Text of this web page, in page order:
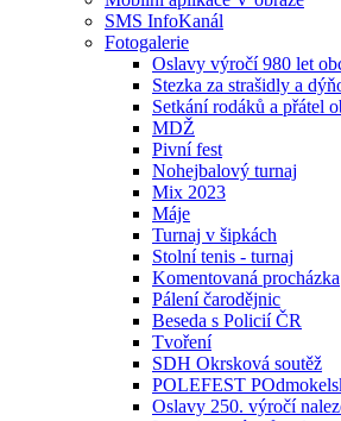
SMS InfoKanál
Fotogalerie
Oslavy výročí 980 let
Stezka za strašidly a
Setkání rodáků a přátel
MDŽ
Pivní fest
Nohejbalový turnaj
Mix 2023
Máje
Turnaj v šipkách
Stolní tenis - turnaj
Komentovaná procházka
Pálení čarodějnic
Beseda s Policií ČR
Tvoření
SDH Okrsková soutěž
POLEFEST
Oslavy 250. výročí